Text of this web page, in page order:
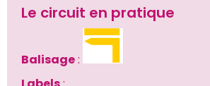
Le circuit en pratique
Balisage :